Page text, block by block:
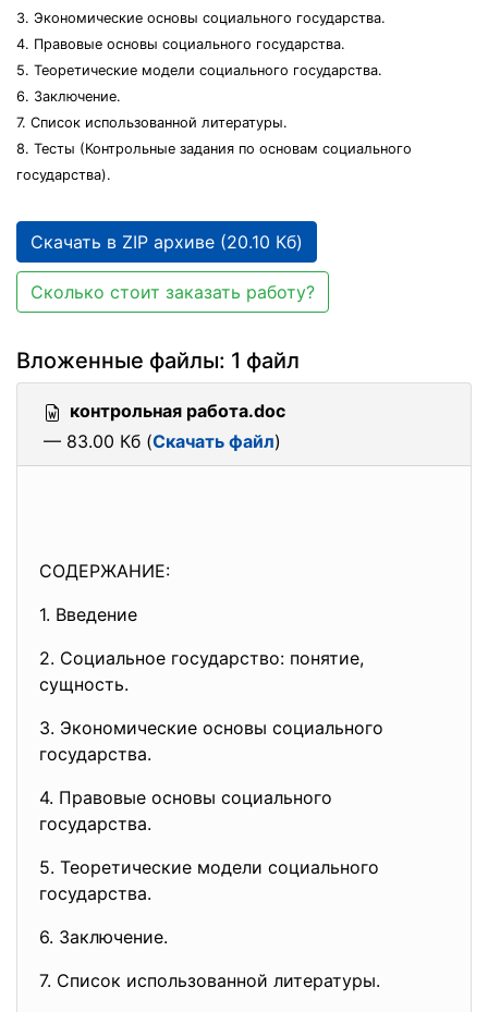
3. Экономические основы социального государства.
4. Правовые основы социального государства.
5. Теоретические модели социального государства.
6. Заключение.
7. Список использованной литературы.
8. Тесты (Контрольные задания по основам социального
государства).
Скачать в ZIP архиве (20.10 Кб)
Сколько стоит заказать работу?
Вложенные файлы: 1 файл
контрольная работа.doc
— 83.00 Кб (Скачать файл)
СОДЕРЖАНИЕ:
1. Введение
2. Социальное государство: понятие,
сущность.
3. Экономические основы социального
государства.
4. Правовые основы социального
государства.
5. Теоретические модели социального
государства.
6. Заключение.
7. Список использованной литературы.